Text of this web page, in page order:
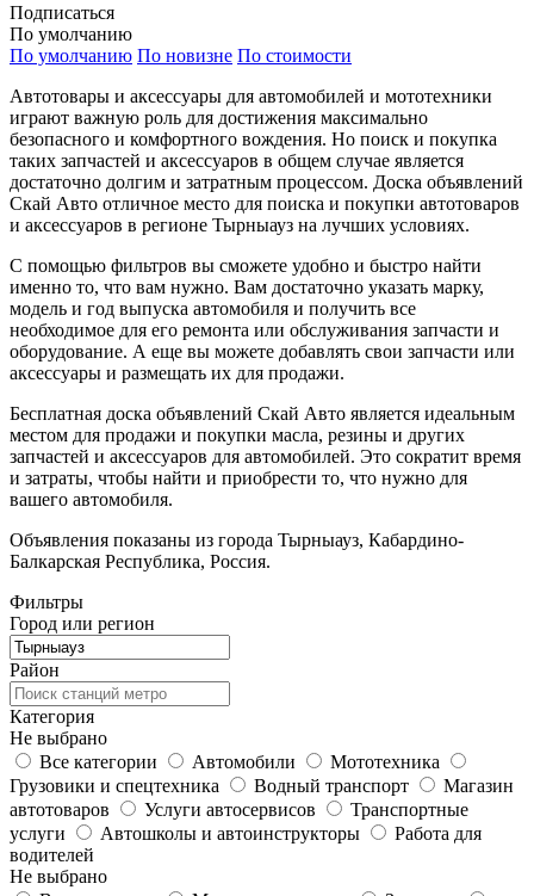
Подписаться
По умолчанию
По умолчанию По новизне По стоимости
Автотовары и аксессуары для автомобилей и мототехники
играют важную роль для достижения максимально
безопасного и комфортного вождения. Но поиск и покупка
таких запчастей и аксессуаров в общем случае является
достаточно долгим и затратным процессом. Доска объявлений
Скай Авто отличное место для поиска и покупки автотоваров
и аксессуаров в регионе Тырныауз на лучших условиях.
С помощью фильтров вы сможете удобно и быстро найти
именно то, что вам нужно. Вам достаточно указать марку,
модель и год выпуска автомобиля и получить все
необходимое для его ремонта или обслуживания запчасти и
оборудование. А еще вы можете добавлять свои запчасти или
аксессуары и размещать их для продажи.
Бесплатная доска объявлений Скай Авто является идеальным
местом для продажи и покупки масла, резины и других
запчастей и аксессуаров для автомобилей. Это сократит время
и затраты, чтобы найти и приобрести то, что нужно для
вашего автомобиля.
Объявления показаны из города Тырныауз, Кабардино-
Балкарская Республика, Россия.
Фильтры
Город или регион
Район
Категория
Не выбрано
Все категории
Автомобили
Мототехника
Грузовики и спецтехника
Водный транспорт
Магазин
автотоваров
Услуги автосервисов
Транспортные
услуги
Автошколы и автоинструкторы
Работа для
водителей
Не выбрано